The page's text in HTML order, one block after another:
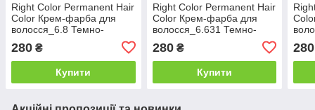
Right Color Permanent Hair
Color Крем-фарба для
волосся_6.8 Темно-
280 ₴
Купити
Right Color Permanent Hair
Color Крем-фарба для
волосся_6.631 Темно-
персиковий блонд 100мл
280₴
Купити
280